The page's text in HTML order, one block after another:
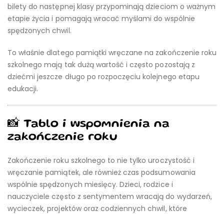
bilety do następnej klasy przypominają dzieciom o ważnym
etapie życia i pomagają wracać myślami do wspólnie
spędzonych chwil.
To właśnie dlatego pamiątki wręczane na zakończenie roku
szkolnego mają tak dużą wartość i często pozostają z
dziećmi jeszcze długo po rozpoczęciu kolejnego etapu
edukacji.
📸 Tablo i wspomnienia na
zakończenie roku
Zakończenie roku szkolnego to nie tylko uroczystość i
wręczanie pamiątek, ale również czas podsumowania
wspólnie spędzonych miesięcy. Dzieci, rodzice i
nauczyciele często z sentymentem wracają do wydarzeń,
wycieczek, projektów oraz codziennych chwil, które